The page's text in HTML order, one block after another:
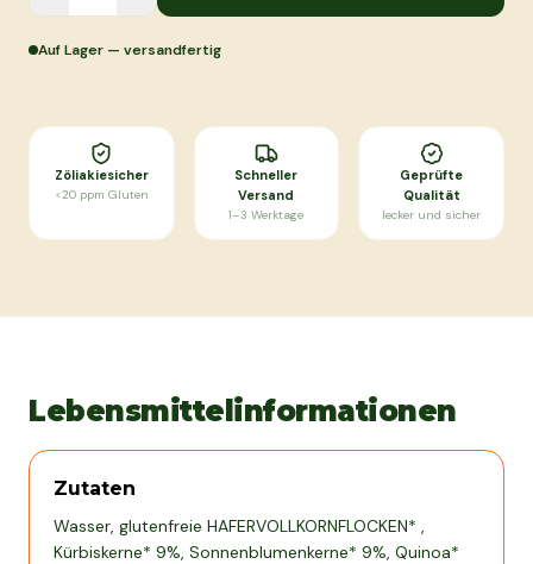
Auf Lager — versandfertig
Zöliakiesicher
<20 ppm Gluten
Schneller
Versand
1–3 Werktage
Geprüfte
Qualität
lecker und sicher
Lebensmittelinformationen
Zutaten
Wasser, glutenfreie HAFERVOLLKORNFLOCKEN* ,
Kürbiskerne* 9%, Sonnenblumenkerne* 9%, Quinoa*